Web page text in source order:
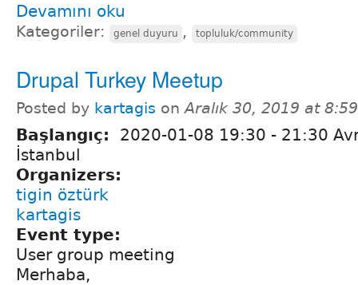
Devamını oku
Kategoriler: genel duyuru , topluluk/community
Drupal Turkey Meetup
Posted by kartagis onAralık 30, 2019 at
Başlangıç: 2020-01-08 19:30 - 21:30
İstanbul
Organizers:
tigin öztürk
kartagis
Event type:
User group meeting
Merhaba,